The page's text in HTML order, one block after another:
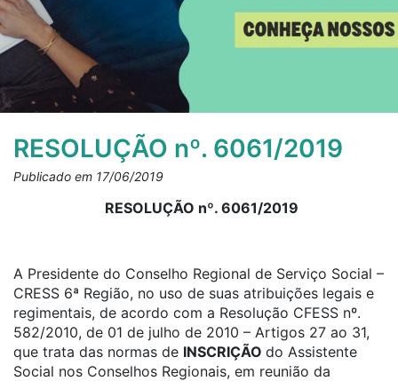
RESOLUÇÃO nº. 6061/2019
Publicado em 17/06/2019
RESOLUÇÃO nº. 6061/2019
A Presidente do Conselho Regional de Serviço Social –
CRESS 6ª Região, no uso de suas atribuições legais e
regimentais, de acordo com a Resolução CFESS nº.
582/2010, de 01 de julho de 2010 – Artigos 27 ao 31,
que trata das normas de INSCRIÇÃO do Assistente
Social nos Conselhos Regionais, em reunião da